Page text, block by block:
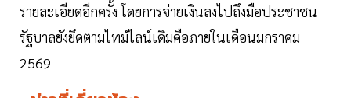
รายละเอียดอีกครั้ง โดยการจ่ายเงินลงไปถึงมือประชาชน
รัฐบาลยังยึดตามไทม์ไลน์เดิมคือภายในเดือนมกราคม
2569